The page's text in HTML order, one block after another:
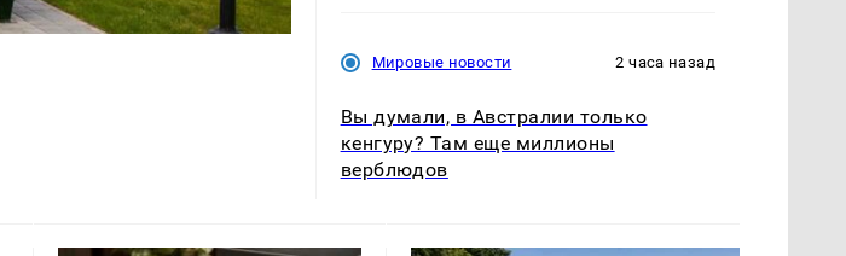
Мировые новости 2 часа назад
Вы думали, в Австралии только
кенгуру? Там еще миллионы
верблюдов